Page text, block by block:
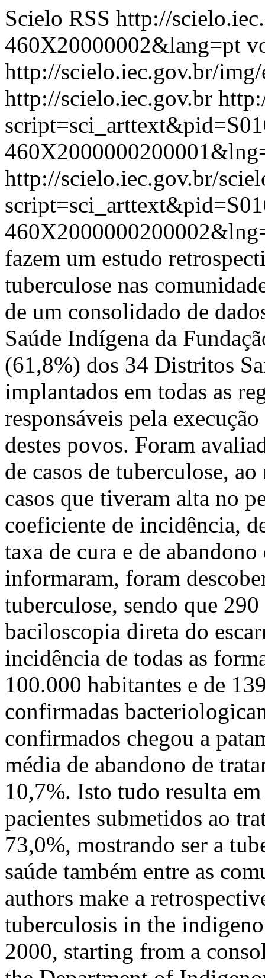
Scielo RSS http://
460X20000002&lang=pt
http://scielo.iec.gov.br/
http://scielo.iec.gov.br
http://scielo.iec.gov.br/
fazem um estudo
tuberculose nas
de um consolidado de
Saúde Indígena da
(61,8%) dos 34 Distritos
implantados em todas as
responsáveis pela
destes povos. Foram
de casos de tuberculose,
casos que tiveram alta no
coeficiente de incidência,
taxa de cura e de
informaram, foram
tuberculose, sendo que
baciloscopia direta do
incidência de todas as
100.000 habitantes e de
confirmadas
confirmados chegou a
média de abandono de
10,7%. Isto tudo resulta
pacientes submetidos ao
73,0%, mostrando ser a
saúde também entre as
authors make a
tuberculosis in the
2000, starting from a